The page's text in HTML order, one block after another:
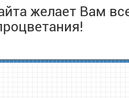
желает Вам